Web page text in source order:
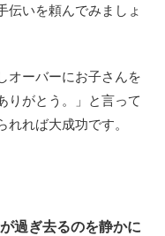
伝いを頼んでみましょ
オーバーにお子さんを
りがとう。」と言って
れば大成功です。
過ぎ去るのを静かに